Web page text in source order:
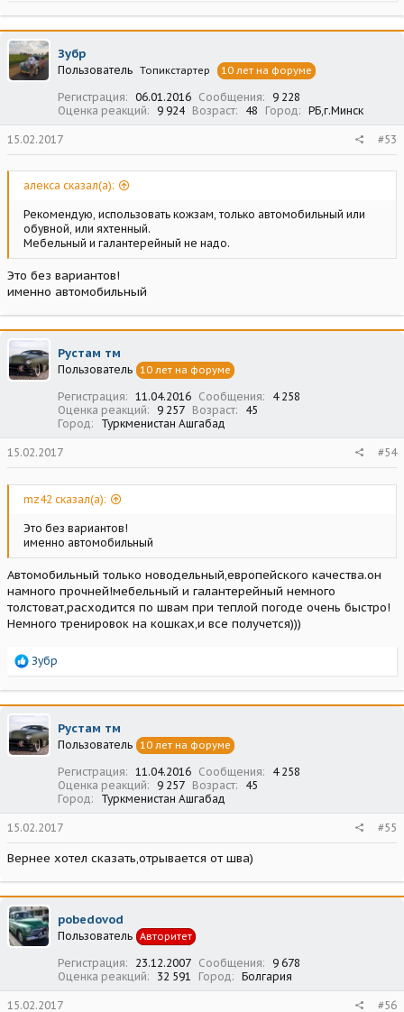
а
к
ц
и
и
Зубр
Пользователь Топикстартер 10 лет на форуме
Регистрация 06.01.2016 Сообщения
9 228
Оценка реакций
9 924 Возраст 48 Город РБ,г.Минск
15.02.2017 #53
алекса сказал(а):
Рекомендую, использовать кожзам, только автомобильный или
обувной, или яхтенный.
Мебельный и галантерейный не надо.
Это без вариантов!
именно автомобильный
Рустам тм
Пользователь 10 лет на форуме
Регистрация 11.04.2016 Сообщения
4 258
Оценка реакций
9 257 Возраст
45
Город
Туркменистан Ашгабад
15.02.2017 #54
mz42 сказал(а):
Это без вариантов!
именно автомобильный
Автомобильный только новодельный,европейского качества.он
намного прочней!мебельный и галантерейный немного
толстоват,расходится по швам при теплой погоде очень быстро!
Немного тренировок на кошках,и все получется)))
Р
а
к
ц
и
и
Зубр
Рустам тм
Пользователь 10 лет на форуме
Регистрация 11.04.2016 Сообщения
4 258
Оценка реакций
9 257 Возраст
45
Город
Туркменистан Ашгабад
15.02.2017 #55
Вернее хотел сказать,отрывается от шва)
pobedovod
Пользователь Авторитет
Регистрация 23.12.2007 Сообщения
9 678
Оценка реакций
32 591 Город Болгария
15.02.2017 #56